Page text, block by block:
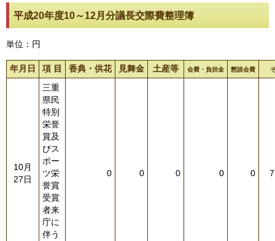
平成20年度10～12月分議長交際費整理簿
単位：円
年月日 項 目 香典・供花 見舞金 土産等 会費・負担金 懇談会費
10月
27日
三重
県民
特別
栄誉
賞及
びス
ポー
ツ栄
誉賞
受賞
者来
庁に
伴う
0 0 0 0 0